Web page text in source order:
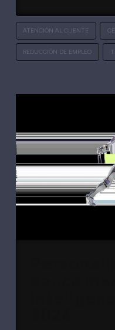
ATENCIÓN AL CLIENTE
REDUCCIÓN DE EMPLEO